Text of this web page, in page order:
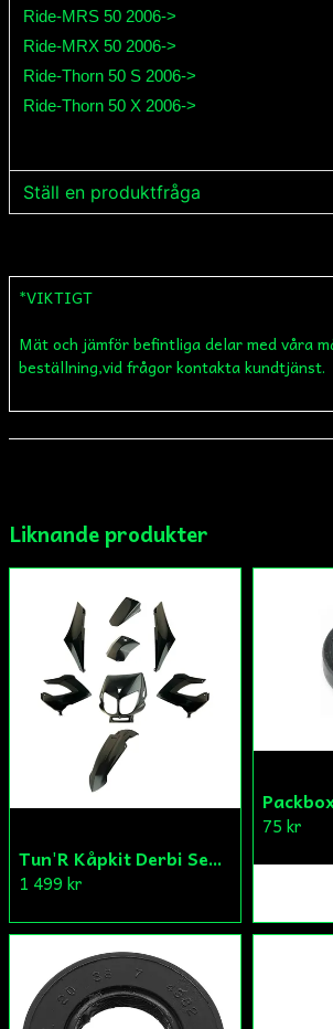
Ride-MRS 50 2006->
Ride-MRX 50 2006->
Ride-Thorn 50 S 2006->
Ride-Thorn 50 X 2006->
Ställ en produktfråga
name
Namn
email
Ja, ni får publicera min fråga
*VIKTIGT
Mät och jämför befintliga delar med våra
beställning,vid frågor kontakta kundtjänst.
Liknande produkter
Tun'R Kåpkit Derbi Senda
1 499 kr
75 kr